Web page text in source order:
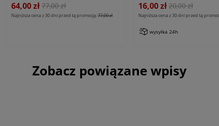
64,00 zł 77,00 zł
Najniższa cena z 30 dni przed tą promocją:77,00 zł
16,00 zł 20,00 zł
Najniższa cena z 30 dni przed tą
wysyłka 24h
Zobacz powiązane wpisy